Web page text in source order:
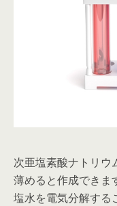
次亜塩素酸ナトリウ
薄めると作成できま
塩水を電気分解する